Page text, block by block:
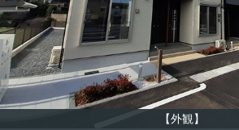
【外観】